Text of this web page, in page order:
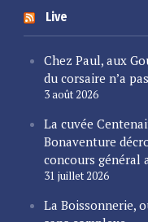
Live
Chez Paul, aux
du corsaire n’a
3 août 2026
La cuvée
Bonaventure
concours général
31 juillet 2026
La Boissonnerie,